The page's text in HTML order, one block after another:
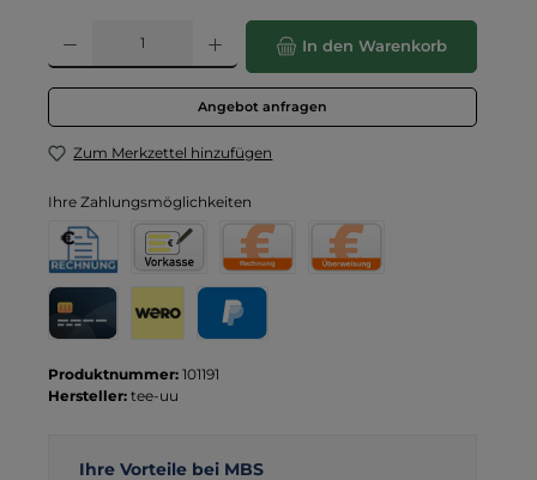
Produkt Anzahl: Gib den gewünschten Wert ein oder benutze die
In den Warenkorb
Angebot anfragen
Zum Merkzettel hinzufügen
Ihre Zahlungsmöglichkeiten
Rechnung
Rechnung für Behörden
Vorkasse
Produktnummer: 101191
Hersteller: tee-uu
Ihre Vorteile bei MBS